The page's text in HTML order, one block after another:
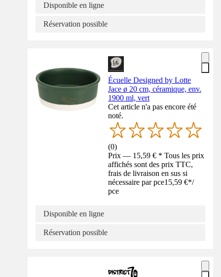
Disponible en ligne
Réservation possible
Écuelle Designed by Lotte
Jace ø 20 cm, céramique, env.
1900 ml, vert
Cet article n'a pas encore été
noté.
(0)
Prix — 15,59 € * Tous les prix
affichés sont des prix TTC,
frais de livraison en sus si
nécessaire par pce15,59 €*/
pce
Disponible en ligne
Réservation possible